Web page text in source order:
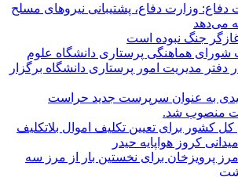
وزارت دفاع، پشتیبانی نیرو‌های مسلح
می‌دهد
آغازگر جنگ نبوده است
هماهنگی پرستاری دانشگاه علوم
دفتر مدیریت امور پرستاری دانشگاه برگزار
به عنوان سرپرست جدید حراست
منصوب شد.
کشور برای تعیین تکلیف اموال بلاتکلیف
کروز هواپایه حیدر
پرویزخان برای نخستین بار از مرز سه